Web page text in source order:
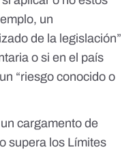
un
de la legislación”
o si en el país
“riesgo conocido o
cargamento de
supera los Límites